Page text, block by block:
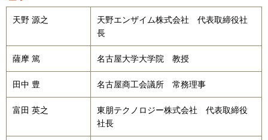
天野 源之
天野エンザイム株式会社 代表取締役社
長
薩摩 篤 名古屋大学大学院 教授
田中 豊 名古屋商工会議所 常務理事
富田 英之
東朋テクノロジー株式会社 代表取締役
社長